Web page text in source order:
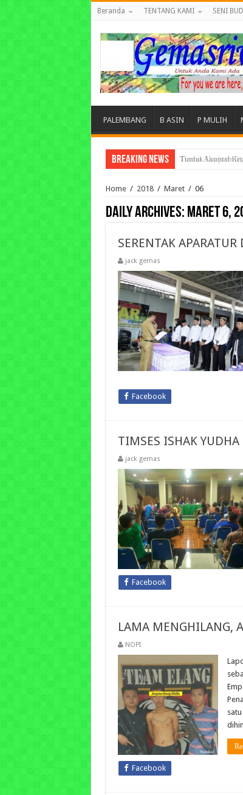
Beranda TENTANG KAMI SENI
PALEMBANG B ASIN P MULIH
Breaking News Tuntut
Home / 2018 / Maret / 06
Daily Archives: Maret 6,
SERENTAK
jack gemas
Facebook
TIMSES ISHAK
jack gemas
Facebook
LAMA MENGHILANG,
NOPI
Facebook